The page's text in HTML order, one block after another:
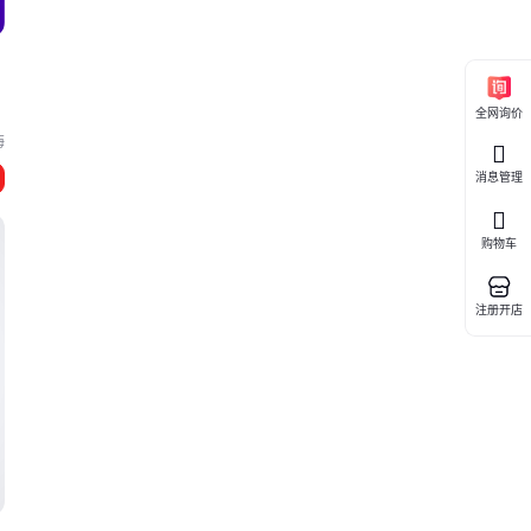
全网询价
消息管理
购物车
注册开店